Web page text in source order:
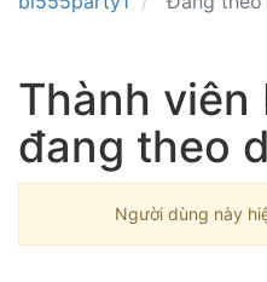
Thành viên
đang theo
Người dùng này